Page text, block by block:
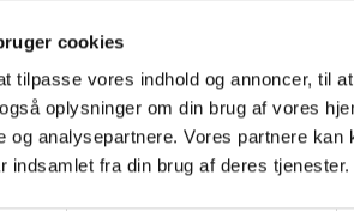
cookies
tilpasse vores indhold og annoncer, til
oplysninger om din brug af vores
og analysepartnere. Vores partnere
indsamlet fra din brug af deres tjenester.